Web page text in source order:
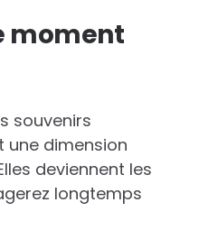
moment
souvenirs
dimension
deviennent les
longtemps